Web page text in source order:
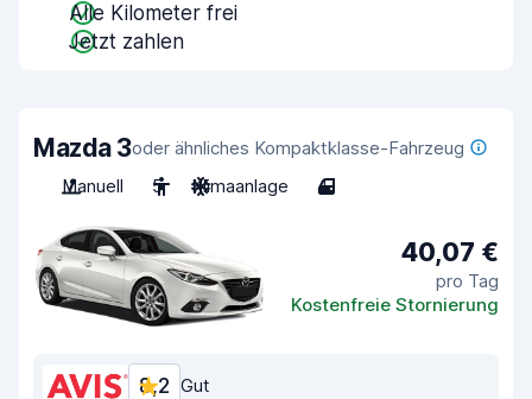
Alle Kilometer frei
Jetzt zahlen
Mazda 3oder ähnliches Kompaktklasse-Fahrzeug
Manuell
5 Klimaanlage 4
40,07 €
pro Tag
Kostenfreie Stornierung
8,2 Gut